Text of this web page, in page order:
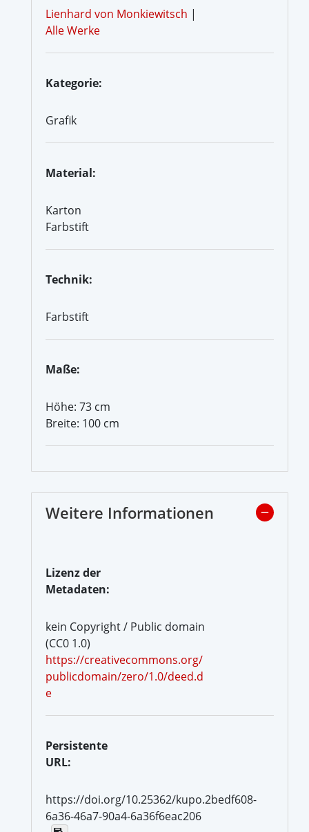
Lienhard von Monkiewitsch |
Alle Werke
Kategorie:
Grafik
Material:
Karton
Farbstift
Technik:
Farbstift
Maße:
Höhe: 73 cm
Breite: 100 cm
Weitere Informationen
Lizenz der
Metadaten:
kein Copyright / Public domain
(CC0 1.0)
https://creativecommons.org/
publicdomain/zero/1.0/deed.d
e
Persistente
URL:
https://doi.org/10.25362/kupo.2bedf608-
6a36-46a7-90a4-6a36f6eac206